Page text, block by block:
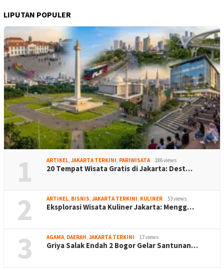
LIPUTAN POPULER
1 ARTIKEL, JAKARTA TERKINI, PARIWISATA 186 views
20 Tempat Wisata Gratis di Jakarta: Dest…
2 ARTIKEL, BISNIS, JAKARTA TERKINI, KULINER 53 views
Eksplorasi Wisata Kuliner Jakarta: Mengg…
3 AGAMA, DAERAH, JAKARTA TERKINI 17 views
Griya Salak Endah 2 Bogor Gelar Santunan…